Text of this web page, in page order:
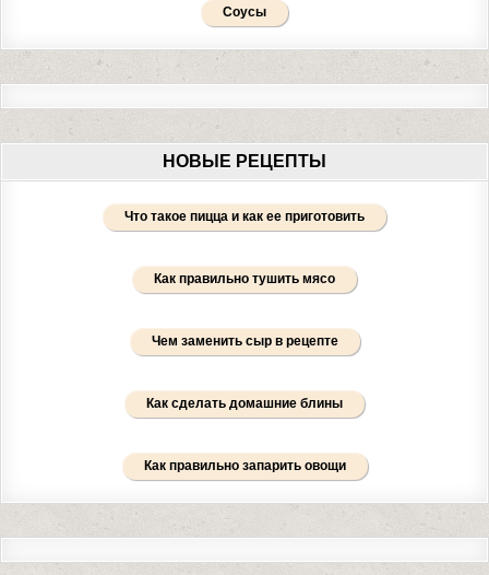
Соусы
НОВЫЕ РЕЦЕПТЫ
Что такое пицца и как ее приготовить
Как правильно тушить мясо
Чем заменить сыр в рецепте
Как сделать домашние блины
Как правильно запарить овощи